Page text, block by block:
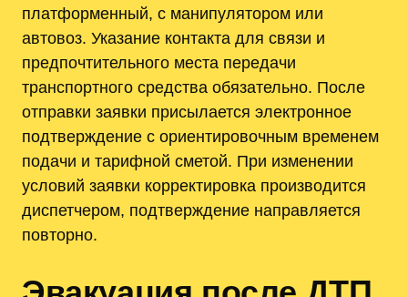
платформенный, с манипулятором или
автовоз. Указание контакта для связи и
предпочтительного места передачи
транспортного средства обязательно. После
отправки заявки присылается электронное
подтверждение с ориентировочным временем
подачи и тарифной сметой. При изменении
условий заявки корректировка производится
диспетчером, подтверждение направляется
повторно.